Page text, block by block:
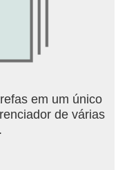
em um único
de várias